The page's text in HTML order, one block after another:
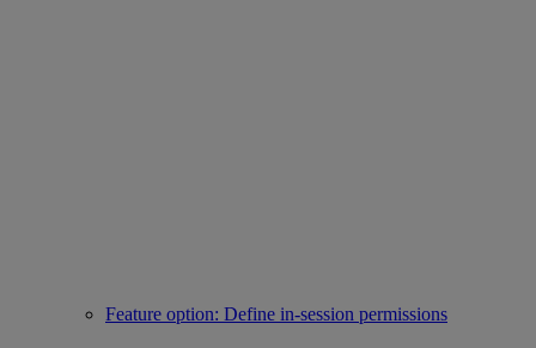
Feature option: Define in-session permissions